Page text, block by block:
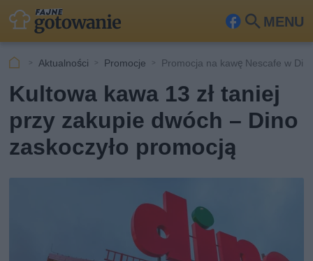
MENU
Fa
ook
Szu
kaj
Aktualności Promocje Promocja na kawę Nescafe w
Kultowa kawa 13 zł taniej
przy zakupie dwóch – Dino
zaskoczyło promocją